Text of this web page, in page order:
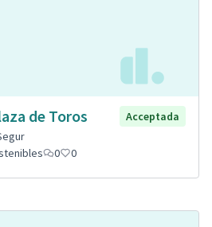
de Toros
Acceptada
0 0